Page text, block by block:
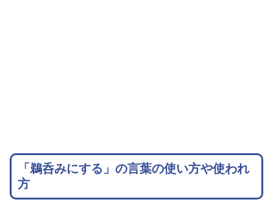
「鵜呑みにする」の言葉の使い方や使われ
方